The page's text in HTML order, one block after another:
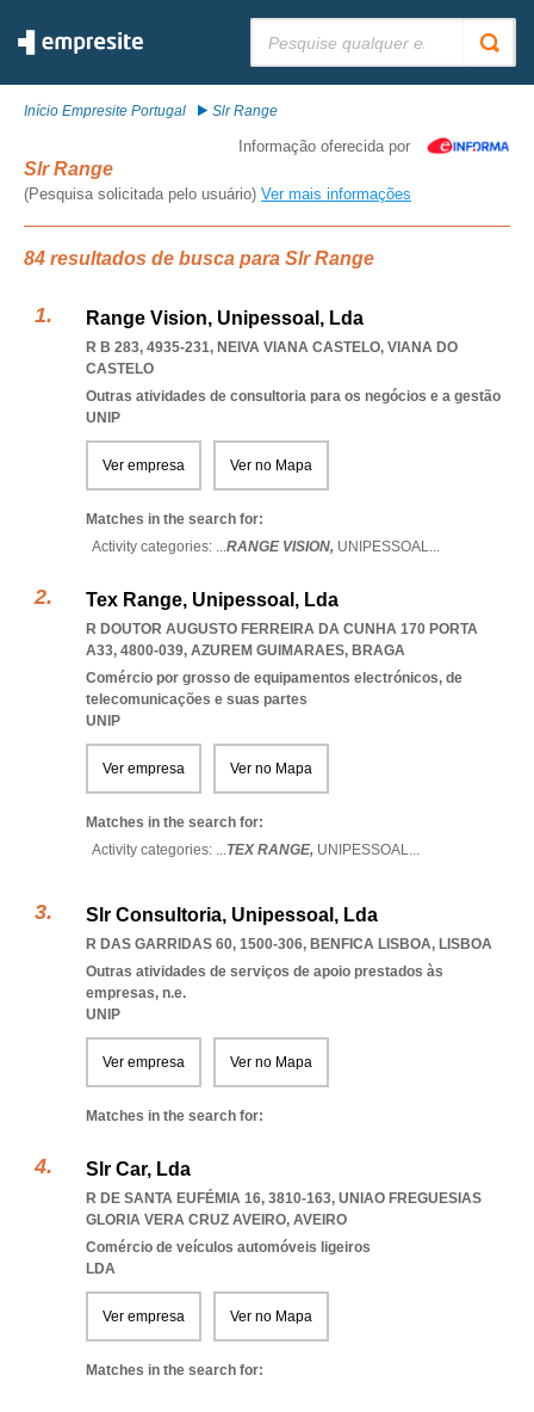
Início Empresite Portugal Slr Range
Informação oferecida por
Slr Range
(Pesquisa solicitada pelo usuário) Ver mais informações
84 resultados de busca para Slr Range
Range Vision, Unipessoal, Lda
R B 283, 4935-231, NEIVA VIANA CASTELO, VIANA DO
CASTELO
Outras atividades de consultoria para os negócios e a gestão
UNIP
Ver empresa Ver no Mapa
Matches in the search for:
Activity categories: ...RANGE VISION, UNIPESSOAL...
Tex Range, Unipessoal, Lda
R DOUTOR AUGUSTO FERREIRA DA CUNHA 170 PORTA
A33, 4800-039, AZUREM GUIMARAES, BRAGA
Comércio por grosso de equipamentos electrónicos, de
telecomunicações e suas partes
UNIP
Ver empresa Ver no Mapa
Matches in the search for:
Activity categories: ...TEX RANGE, UNIPESSOAL...
Slr Consultoria, Unipessoal, Lda
R DAS GARRIDAS 60, 1500-306, BENFICA LISBOA, LISBOA
Outras atividades de serviços de apoio prestados às
empresas, n.e.
UNIP
Ver empresa Ver no Mapa
Matches in the search for:
Slr Car, Lda
R DE SANTA EUFÉMIA 16, 3810-163, UNIAO FREGUESIAS
GLORIA VERA CRUZ AVEIRO, AVEIRO
Comércio de veículos automóveis ligeiros
LDA
Ver empresa Ver no Mapa
Matches in the search for: